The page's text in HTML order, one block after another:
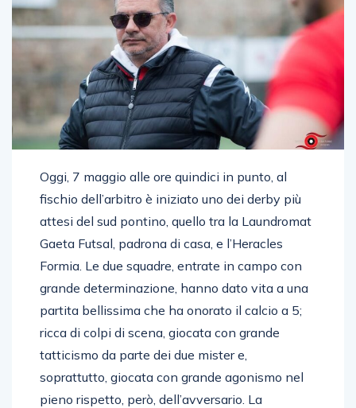
Oggi, 7 maggio alle ore quindici in punto, al
fischio dell’arbitro è iniziato uno dei derby più
attesi del sud pontino, quello tra la Laundromat
Gaeta Futsal, padrona di casa, e l’Heracles
Formia. Le due squadre, entrate in campo con
grande determinazione, hanno dato vita a una
partita bellissima che ha onorato il calcio a 5;
ricca di colpi di scena, giocata con grande
tatticismo da parte dei due mister e,
soprattutto, giocata con grande agonismo nel
pieno rispetto, però, dell’avversario. La